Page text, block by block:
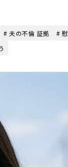
# 夫の不倫 証拠
#